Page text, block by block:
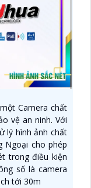
Camera chất
vệ an ninh. Với
lý hình ảnh chất
Ngoại cho phép
trong điều kiện
số là camera
tới 30m